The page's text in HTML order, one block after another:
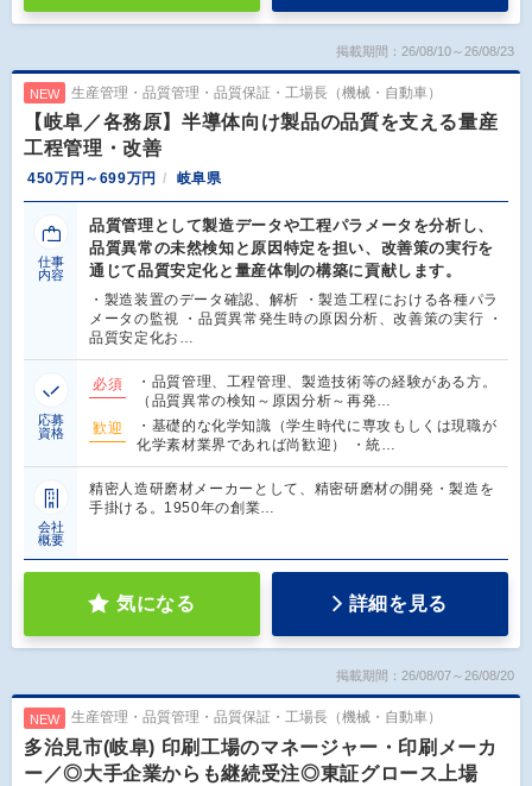
掲載期間：26/08/10～26/08/23
NEW 生産管理・品質管理・品質保証・工場長（機械・自動車）
【岐阜／各務原】半導体向け製品の品質を支える量産
工程管理・改善
450万円～699万円 岐阜県
仕事
内容
品質管理として製造データや工程パラメータを分析し、
品質異常の未然検知と原因特定を担い、改善策の実行を
通じて品質安定化と量産体制の構築に貢献します。
・製造装置のデータ確認、解析 ・製造工程における各種パラ
メータの監視 ・品質異常発生時の原因分析、改善策の実行 ・
品質安定化お…
応募
資格
必須
・品質管理、工程管理、製造技術等の経験がある方。
（品質異常の検知～原因分析～再発…
歓迎
・基礎的な化学知識（学生時代に専攻もしくは現職が
化学素材業界であれば尚歓迎） ・統…
会社
概要
精密人造研磨材メーカーとして、精密研磨材の開発・製造を
手掛ける。1950年の創業…
気になる 詳細を見る
掲載期間：26/08/07～26/08/20
NEW 生産管理・品質管理・品質保証・工場長（機械・自動車）
多治見市(岐阜) 印刷工場のマネージャー・印刷メーカ
ー／◎大手企業からも継続受注◎東証グロース上場